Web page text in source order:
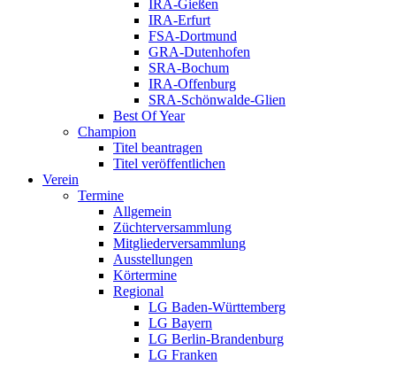
IRA-Gießen
IRA-Erfurt
FSA-Dortmund
GRA-Dutenhofen
SRA-Bochum
IRA-Offenburg
SRA-Schönwalde-Glien
Best Of Year
Champion
Titel beantragen
Titel veröffentlichen
Verein
Termine
Allgemein
Züchterversammlung
Mitgliederversammlung
Ausstellungen
Körtermine
Regional
LG Baden-Württemberg
LG Bayern
LG Berlin-Brandenburg
LG Franken